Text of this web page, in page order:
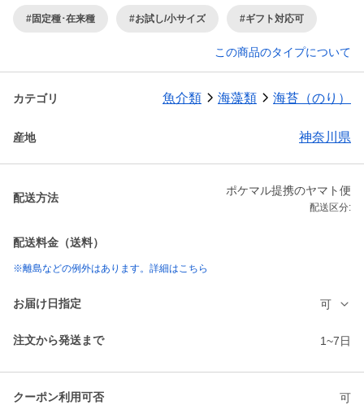
#固定種･在来種 #お試し/小サイズ #ギフト対応可
この商品のタイプについて
カテゴリ 魚介類 海藻類 海苔（のり）
産地 神奈川県
配送方法
ポケマル提携のヤマト便
配送区分:
配送料金（送料）
※離島などの例外はあります。詳細はこちら
お届け日指定 可
注文から発送まで 1~7日
クーポン利用可否 可